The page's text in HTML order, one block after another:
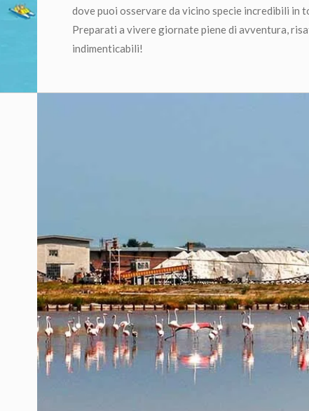
dove puoi osservare da vicino specie incredibili in
Preparati a vivere giornate piene di avventura,
indimenticabili!